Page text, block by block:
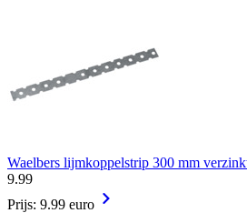
Waelbers lijmkoppelstrip 300 mm
9.99
Prijs: 9.99 euro